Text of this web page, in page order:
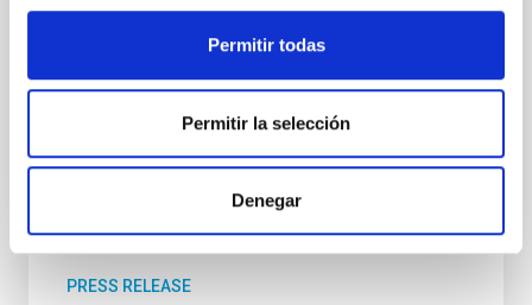
Permitir todas
Permitir la selección
Denegar
Observatorio y la Unidad de Comunicación y Cultura
PRESS RELEASE